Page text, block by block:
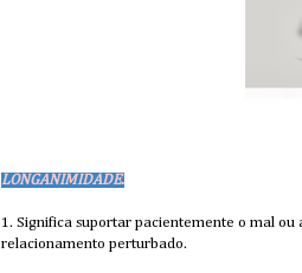
LONGANIMIDADE.
1. Significa suportar pacientemente o mal
relacionamento perturbado.